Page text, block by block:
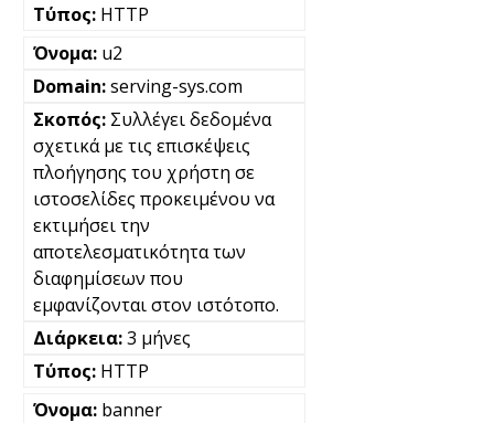
HTTP
u2
serving-sys.com
Συλλέγει δεδομένα
σχετικά με τις επισκέψεις
πλοήγησης του χρήστη σε
ιστοσελίδες προκειμένου να
εκτιμήσει την
αποτελεσματικότητα των
διαφημίσεων που
εμφανίζονται στον ιστότοπο.
3 μήνες
HTTP
banner